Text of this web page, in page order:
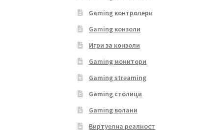
Gaming контролери
Gaming конзоли
Игри за конзоли
Gaming монитори
Gaming streaming
Gaming столици
Gaming волани
Виртуелна реалност